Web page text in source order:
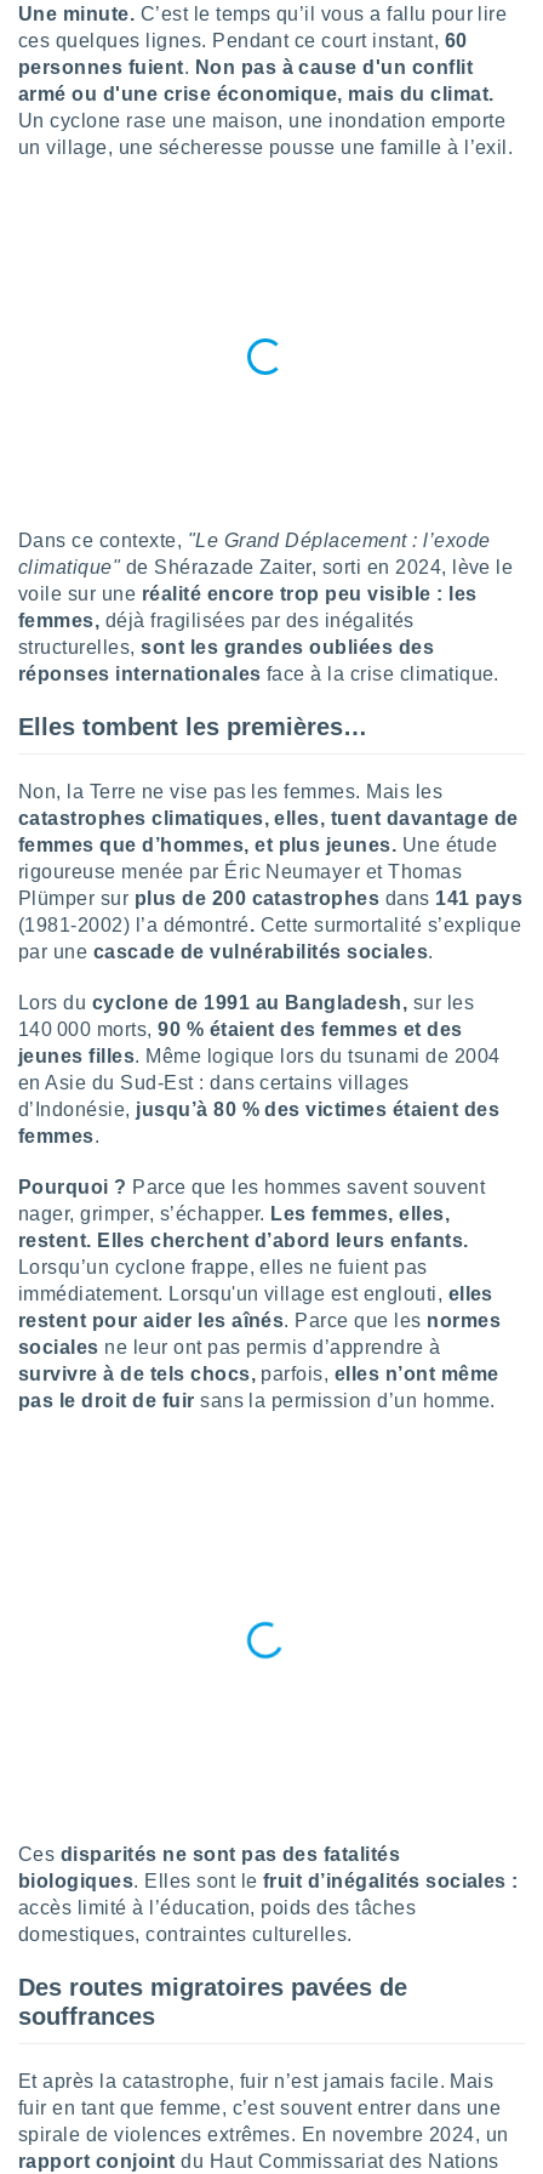
au
vous
de
en
de
à
en
le
des
au
de
les
pas
de
vous
à
notre
cas,
que
non
des
notre
le
Une minute. C’est le temps qu’il vous a fallu pour lire
ces quelques lignes. Pendant ce court instant, 60
personnes fuient. Non pas à cause d'un conflit
armé ou d'une crise économique, mais du climat.
Un cyclone rase une maison, une inondation emporte
un village, une sécheresse pousse une famille à l’exil.
Dans ce contexte, "Le Grand Déplacement : l’exode
climatique"de Shérazade Zaiter, sorti en 2024, lève le
voile sur une réalité encore trop peu visible : les
femmes, déjà fragilisées par des inégalités
structurelles,sont les grandes oubliées des
réponses internationales face à la crise climatique.
Elles tombent les premières…
Non, la Terre ne vise pas les femmes. Mais les
catastrophes climatiques, elles, tuent davantage de
femmes que d’hommes, et plus jeunes. Une étude
rigoureuse menée par Éric Neumayer et Thomas
Plümper sur plus de 200 catastrophes dans 141 pays
(1981-2002) l’a démontré. Cette surmortalité s’explique
par une cascade de vulnérabilités sociales.
Lors du cyclone de 1991 au Bangladesh, sur les
140 000 morts,90 % étaient des femmes et des
jeunes filles. Même logique lors du tsunami de 2004
en Asie du Sud-Est : dans certains villages
d’Indonésie, jusqu’à 80 % des victimes étaient des
femmes.
Pourquoi ? Parce que les hommes savent souvent
nager, grimper, s’échapper. Les femmes, elles,
restent. Elles cherchent d’abord leurs enfants.
Lorsqu’un cyclone frappe, elles ne fuient pas
immédiatement. Lorsqu'un village est englouti, elles
restent pour aider les aînés. Parce que les normes
sociales ne leur ont pas permis d’apprendre à
survivre à de tels chocs, parfois, elles n’ont même
pas le droit de fuir sans la permission d’un homme.
Ces disparités ne sont pas des fatalités
biologiques. Elles sont le fruit d’inégalités sociales :
accès limité à l’éducation, poids des tâches
domestiques, contraintes culturelles.
Des routes migratoires pavées de
souffrances
Et après la catastrophe, fuir n’est jamais facile. Mais
fuir en tant que femme, c’est souvent entrer dans une
spirale de violences extrêmes. En novembre 2024, un
rapport conjointdu Haut Commissariat des Nations